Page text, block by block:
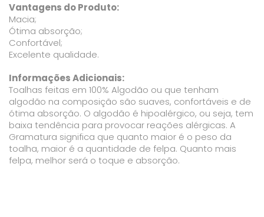
Vantagens do Produto:
Macia;
Ótima absorção;
Confortável;
Excelente qualidade.
Informações Adicionais:
Toalhas feitas em 100% Algodão ou que tenham
algodão na composição são suaves, confortáveis e de
ótima absorção. O algodão é hipoalérgico, ou seja, tem
baixa tendência para provocar reações alérgicas. A
Gramatura significa que quanto maior é o peso da
toalha, maior é a quantidade de felpa. Quanto mais
felpa, melhor será o toque e absorção.